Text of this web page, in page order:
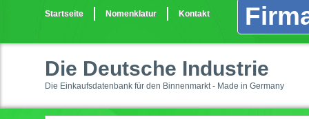
Startseite Nomenklatur Kontakt
Die Deutsche Industrie
Die Einkaufsdatenbank für den Binnenmarkt - Made in Germany